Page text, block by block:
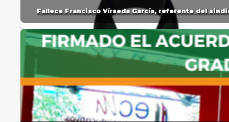
Fallece Francisco Vírseda García, referente del